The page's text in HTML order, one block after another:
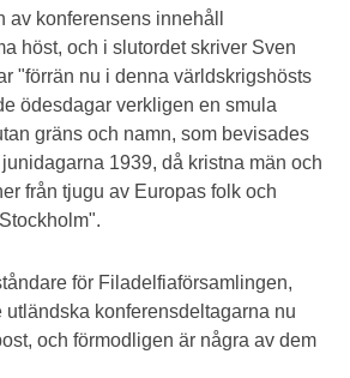
konferensens innehåll
höst, och i slutordet skriver Sven
"förrän nu i denna världskrigshösts
ödesdagar verkligen en smula
gräns och namn, som bevisades
1939, då kristna män och
från tjugu av Europas folk och
för Filadelfiaförsamlingen,
utländska konferensdeltagarna nu
och förmodligen är några av dem